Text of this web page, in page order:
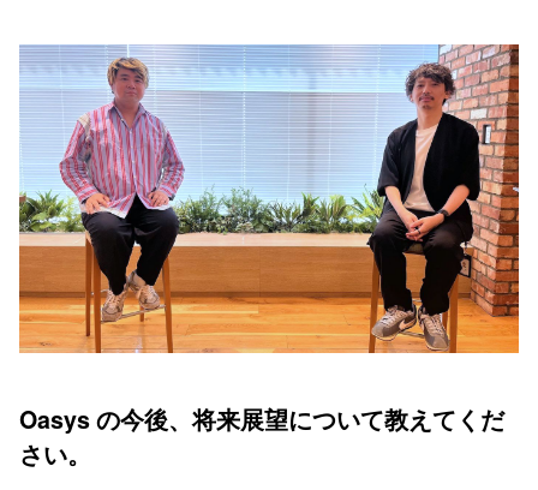
Oasys の今後、将来展望について教えてくだ
さい。